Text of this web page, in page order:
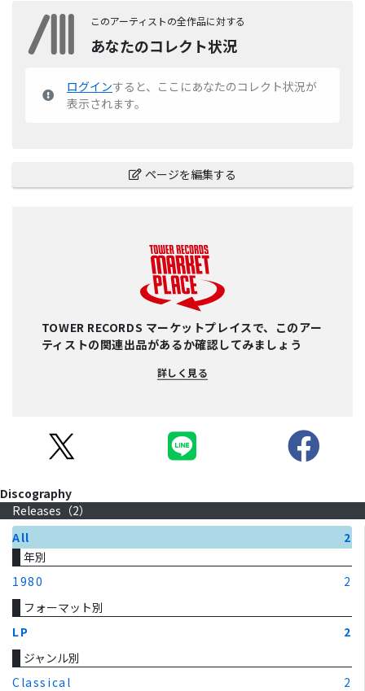
このアーティストの全作品に対する
あなたのコレクト状況
ログインすると、ここにあなたのコレクト状況が
表示されます。
ページを編集する
TOWER RECORDS マーケットプレイスで、このアー
ティストの関連出品があるか確認してみましょう
詳しく見る
Discography
Releases（2）
All
2
年別
1980
2
フォーマット別
LP
2
ジャンル別
Classical
2